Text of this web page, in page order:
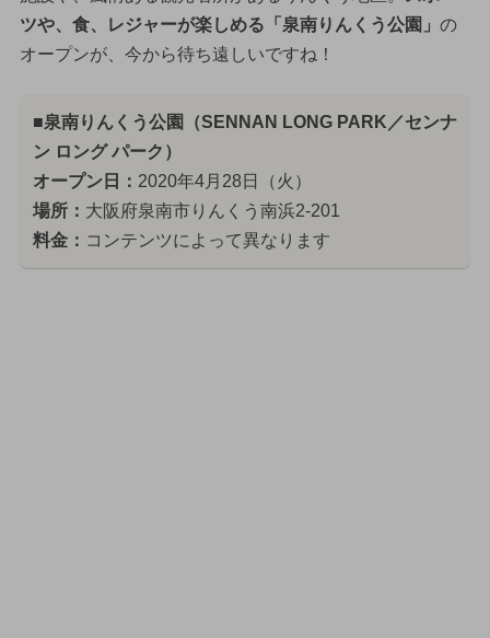
ツや、食、レジャーが楽しめる「泉南りんくう公園」 の
オープンが、今から待ち遠しいですね！
■泉南りんくう公園（SENNAN LONG PARK／センナ
ン ロング パーク）
オープン日： 2020年4月28日（火）
場所： 大阪府泉南市りんくう南浜2-201
料金： コンテンツによって異なります